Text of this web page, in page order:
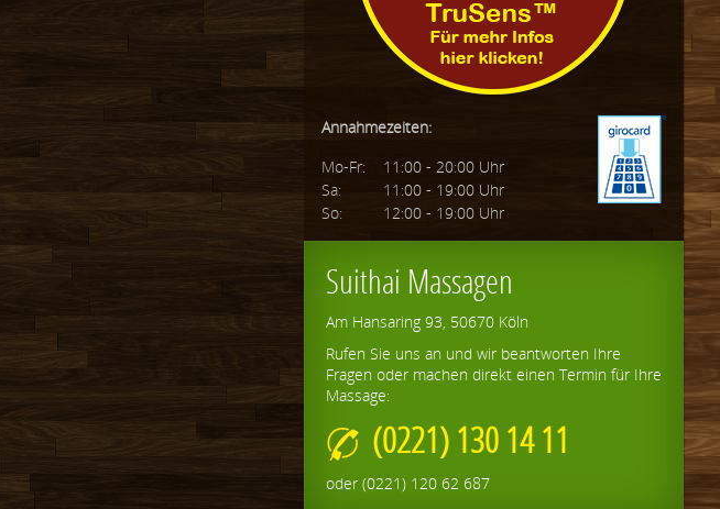
Annahmezeiten:
Mo-Fr:
11:00 - 20:00 Uhr
Sa:
11:00 - 19:00 Uhr
So:
12:00 - 19:00 Uhr
Suithai Massagen
Am Hansaring 93, 50670 Köln
Rufen Sie uns an und wir beantworten Ihre
Fragen oder machen direkt einen Termin für Ihre
Massage:
(0221) 130 14 11
oder (0221) 120 62 687